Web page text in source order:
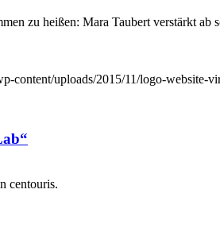
zu heißen: Mara Taubert verstärkt ab
content/uploads/2015/11/logo-website-
centouris.